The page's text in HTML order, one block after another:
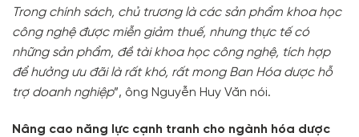
Trong chính sách, chủ trương là các sản phẩm khoa học
công nghệ được miễn giảm thuế, nhưng thực tế có
những sản phẩm, đề tài khoa học công nghệ, tích hợp
để hưởng ưu đãi là rất khó, rất mong Ban Hóa dược hỗ
trợ doanh nghiệp”, ông Nguyễn Huy Văn nói.
Nâng cao năng lực cạnh tranh cho ngành hóa dược